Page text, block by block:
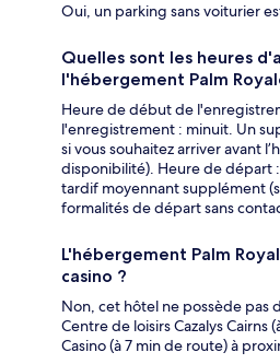
Oui, un parking sans voiturier
Quelles sont les heures
l'hébergement Palm
Heure de début de
l'enregistrement : minuit. Un
si vous souhaitez arriver avant
disponibilité). Heure de départ
tardif moyennant supplément
formalités de départ sans
L'hébergement Palm
casino ?
Non, cet hôtel ne possède pas
Centre de loisirs Cazalys
Casino (à 7 min de route) à